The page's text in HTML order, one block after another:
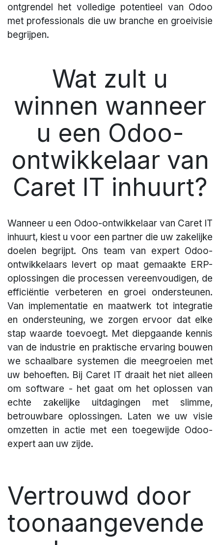
ontgrendel het volledige potentieel van Odoo
met professionals die uw branche en groeivisie
begrijpen.
Wat zult u
winnen wanneer
u een Odoo-
ontwikkelaar van
Caret IT inhuurt?
Wanneer u een Odoo-ontwikkelaar van Caret IT
inhuurt, kiest u voor een partner die uw zakelijke
doelen begrijpt. Ons team van expert Odoo-
ontwikkelaars levert op maat gemaakte ERP-
oplossingen die processen vereenvoudigen, de
efficiëntie verbeteren en groei ondersteunen.
Van implementatie en maatwerk tot integratie
en ondersteuning, we zorgen ervoor dat elke
stap waarde toevoegt. Met diepgaande kennis
van de industrie en praktische ervaring bouwen
we schaalbare systemen die meegroeien met
uw behoeften. Bij Caret IT draait het niet alleen
om software - het gaat om het oplossen van
echte zakelijke uitdagingen met slimme,
betrouwbare oplossingen. Laten we uw visie
omzetten in actie met een toegewijde Odoo-
expert aan uw zijde.
Vertrouwd door
toonaangevende